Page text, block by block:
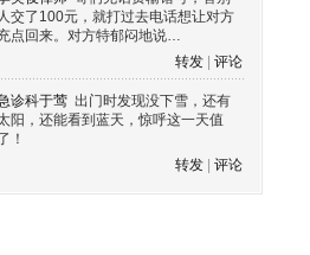
人交了100元，就打过去电话想让对方
点回来。对方特郁闷地说…
转发
评论
诊科于莺 出门时发现没下雪，还有
阳，还能看到蓝天，惊呼这一天值
！
转发
评论